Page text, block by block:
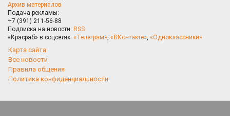
Архив материалов
Подача рекламы:
+7 (391) 211-56-88
Подписка на новости: RSS
«Красраб» в соцсетях: «Телеграм», «ВКонтакте», «Одноклассники»
Карта сайта
Все новости
Правила общения
Политика конфиденциальности